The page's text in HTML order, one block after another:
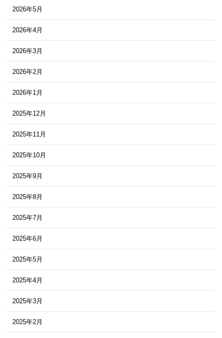
2026年5月
2026年4月
2026年3月
2026年2月
2026年1月
2025年12月
2025年11月
2025年10月
2025年9月
2025年8月
2025年7月
2025年6月
2025年5月
2025年4月
2025年3月
2025年2月